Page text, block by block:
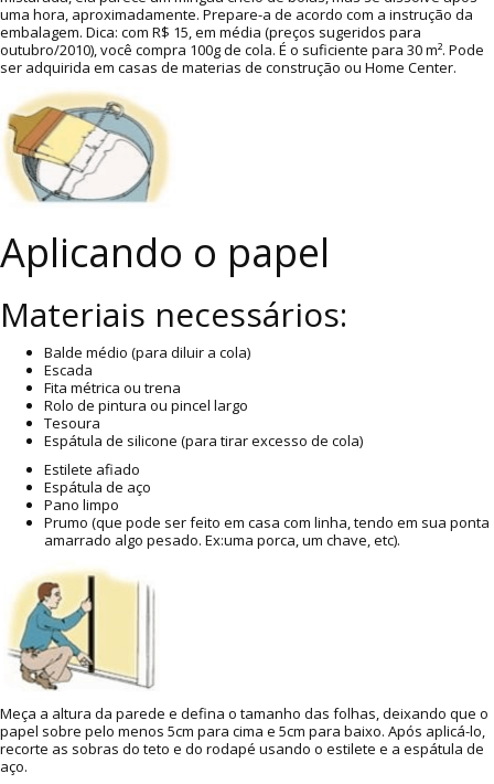
uma hora, aproximadamente. Prepare-a de acordo com a instrução da
embalagem. Dica: com R$ 15, em média (preços sugeridos para
outubro/2010), você compra 100g de cola. É o suficiente para 30 m². Pode
ser adquirida em casas de materias de construção ou Home Center.
Aplicando o papel
Materiais necessários:
Balde médio (para diluir a cola)
Escada
Fita métrica ou trena
Rolo de pintura ou pincel largo
Tesoura
Espátula de silicone (para tirar excesso de cola)
Estilete afiado
Espátula de aço
Pano limpo
Prumo (que pode ser feito em casa com linha, tendo em sua ponta
amarrado algo pesado. Ex:uma porca, um chave, etc).
Meça a altura da parede e defina o tamanho das folhas, deixando que o
papel sobre pelo menos 5cm para cima e 5cm para baixo. Após aplicá-lo,
recorte as sobras do teto e do rodapé usando o estilete e a espátula de
aço.